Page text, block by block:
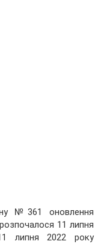
№361 оновлення
11 липня
липня 2022 року